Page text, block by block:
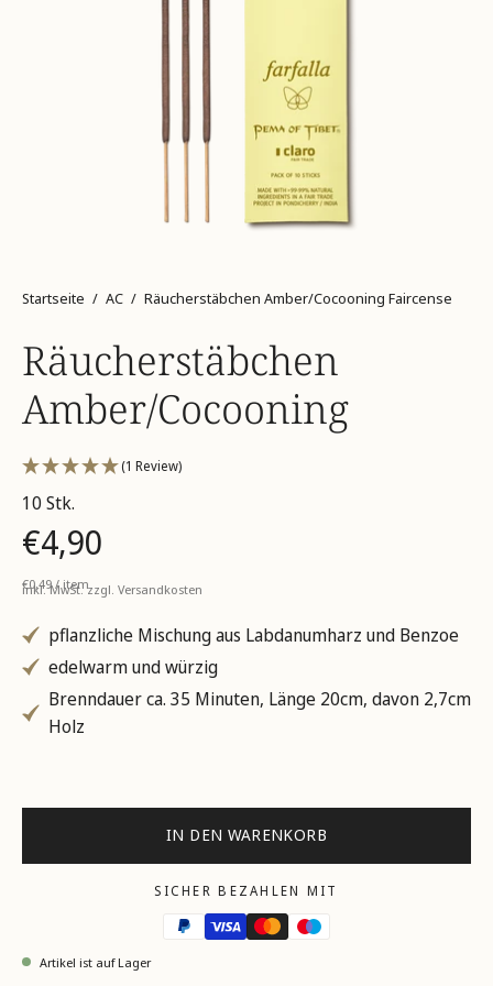
Startseite / AC / Räucherstäbchen Amber/Cocooning Faircense
Räucherstäbchen
Amber/Cocooning
(1 Review)
10 Stk.
€4,90
Stückpreis
€0,49 /pro
item
inkl. MwSt. zzgl. Versandkosten
pflanzliche Mischung aus Labdanumharz und Benzoe
edelwarm und würzig
Brenndauer ca. 35 Minuten, Länge 20cm, davon 2,7cm
Holz
IN DEN WARENKORB
SICHER BEZAHLEN MIT
Artikel ist auf Lager